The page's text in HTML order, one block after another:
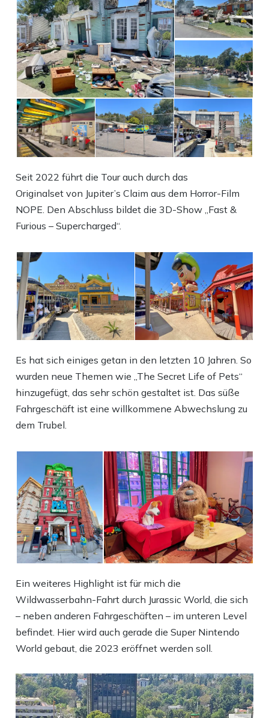
Seit 2022 führt die Tour auch durch das
Originalset von Jupiter’s Claim aus dem Horror-Film
NOPE. Den Abschluss bildet die 3D-Show „Fast &
Furious – Supercharged“.
Es hat sich einiges getan in den letzten 10 Jahren. So
wurden neue Themen wie „The Secret Life of Pets“
hinzugefügt, das sehr schön gestaltet ist. Das süße
Fahrgeschäft ist eine willkommene Abwechslung zu
dem Trubel.
Ein weiteres Highlight ist für mich die
Wildwasserbahn-Fahrt durch Jurassic World, die sich
– neben anderen Fahrgeschäften – im unteren Level
befindet. Hier wird auch gerade die Super Nintendo
World gebaut, die 2023 eröffnet werden soll.